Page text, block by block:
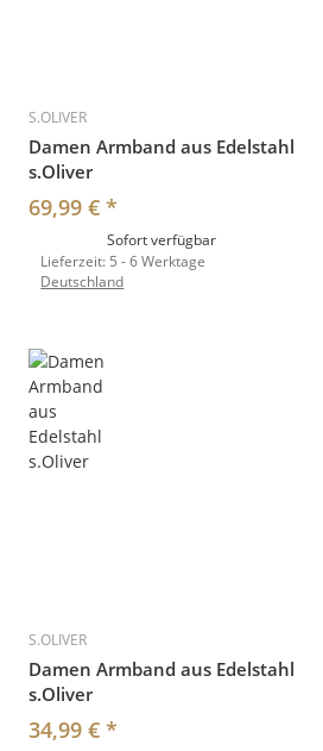
S.OLIVER
Damen Armband aus Edelstahl
s.Oliver
69,99 €*
Sofort verfügbar
Lieferzeit: 5 - 6 Werktage
Deutschland
S.OLIVER
Damen Armband aus Edelstahl
s.Oliver
34,99 €*